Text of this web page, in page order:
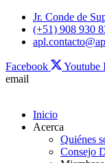
Skip
content
Jr. Conde de
(+51) 908 930
Facebook Youtube
email
Inicio
Acerca
Quiénes
Consejo